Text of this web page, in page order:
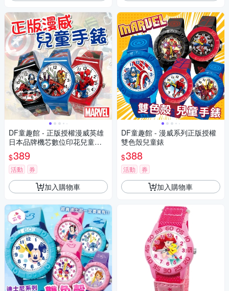
DF童趣館 - 正版授權漫威英雄
日本品牌機芯數位印花兒童手
錶
$389
活動 券
加入購物車
DF童趣館 - 漫威系列正版授權
雙色殼兒童錶
$388
活動 券
加入購物車